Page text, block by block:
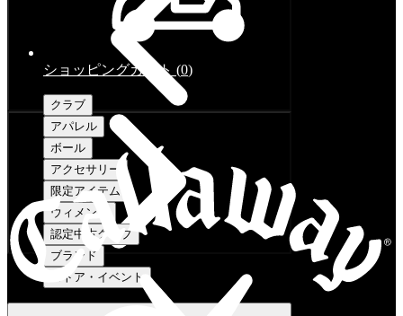
ショッピングカート (0)
クラブ
アパレル
ボール
アクセサリー
限定アイテム
ウィメンズ
認定中古クラブ
ブランド
ストア・イベント